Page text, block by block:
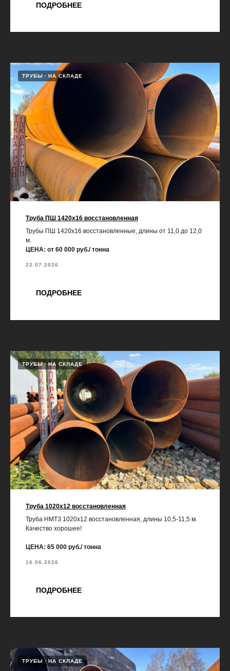
ПОДРОБНЕЕ
ТРУБЫ НА СКЛАДЕ
Труба ПШ 1420х16 восстановленная
Трубы ПШ 1420х16 восстановленные, длины от 11,0 до 12,0
м.
ЦЕНА: от 60 000 руб./ тонна
22.07.2026
ПОДРОБНЕЕ
ТРУБЫ НА СКЛАДЕ
Труба 1020х12 восстановленная
Труба НМТЗ 1020х12 восстановленная, длины 10,5-11,5 м.
Качество хорошее!
ЦЕНА: 65 000 руб./ тонна
16.06.2026
ПОДРОБНЕЕ
ТРУБЫ НА СКЛАДЕ